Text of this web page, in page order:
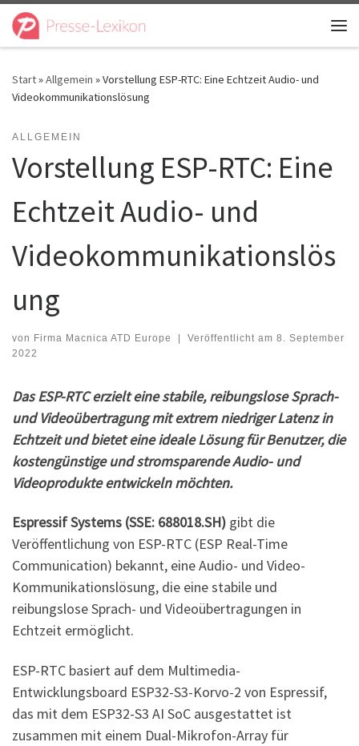
Zum Inhalt springen
Start»Allgemein »Vorstellung ESP-RTC: Eine Echtzeit Audio- und
Videokommunikationslösung
ALLGEMEIN
Vorstellung ESP-RTC: Eine
Echtzeit Audio- und
Videokommunikationslös
ung
von Firma Macnica ATD Europe | Veröffentlicht am 8. September
2022
Das ESP-RTC erzielt eine stabile, reibungslose Sprach-
und Videoübertragung mit extrem niedriger Latenz in
Echtzeit und bietet eine ideale Lösung für Benutzer, die
kostengünstige und stromsparende Audio- und
Videoprodukte entwickeln möchten.
Espressif Systems (SSE: 688018.SH) gibt die
Veröffentlichung von ESP-RTC (ESP Real-Time
Communication) bekannt, eine Audio- und Video-
Kommunikationslösung, die eine stabile und
reibungslose Sprach- und Videoübertragungen in
Echtzeit ermöglicht.
ESP-RTC basiert auf dem Multimedia-
Entwicklungsboard ESP32-S3-Korvo-2 von Espressif,
das mit dem ESP32-S3 AI SoC ausgestattet ist
zusammen mit einem Dual-Mikrofon-Array für